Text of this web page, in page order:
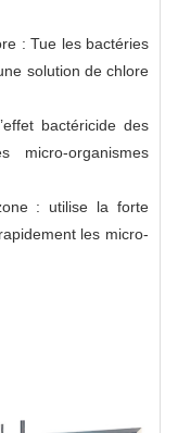
: Tue les bactéries
solution de chlore
bactéricide des
micro-organismes
: utilise la forte
les micro-